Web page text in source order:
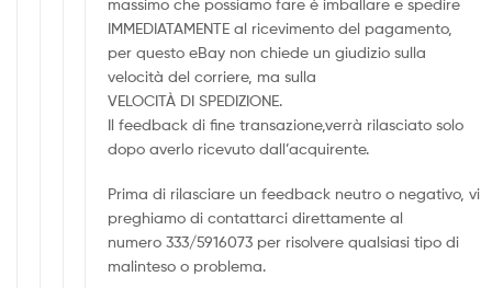
IMMEDIATAMENTE al ricevimento del pagamento,
per questo eBay non chiede un giudizio sulla
velocità del corriere, ma sulla
VELOCITÀ DI SPEDIZIONE.
Il feedback di fine transazione,verrà rilasciato solo
dopo averlo ricevuto dall’acquirente.
Prima di rilasciare un feedback neutro o negativo, vi
preghiamo di contattarci direttamente al
numero 333/5916073 per risolvere qualsiasi tipo di
malinteso o problema.